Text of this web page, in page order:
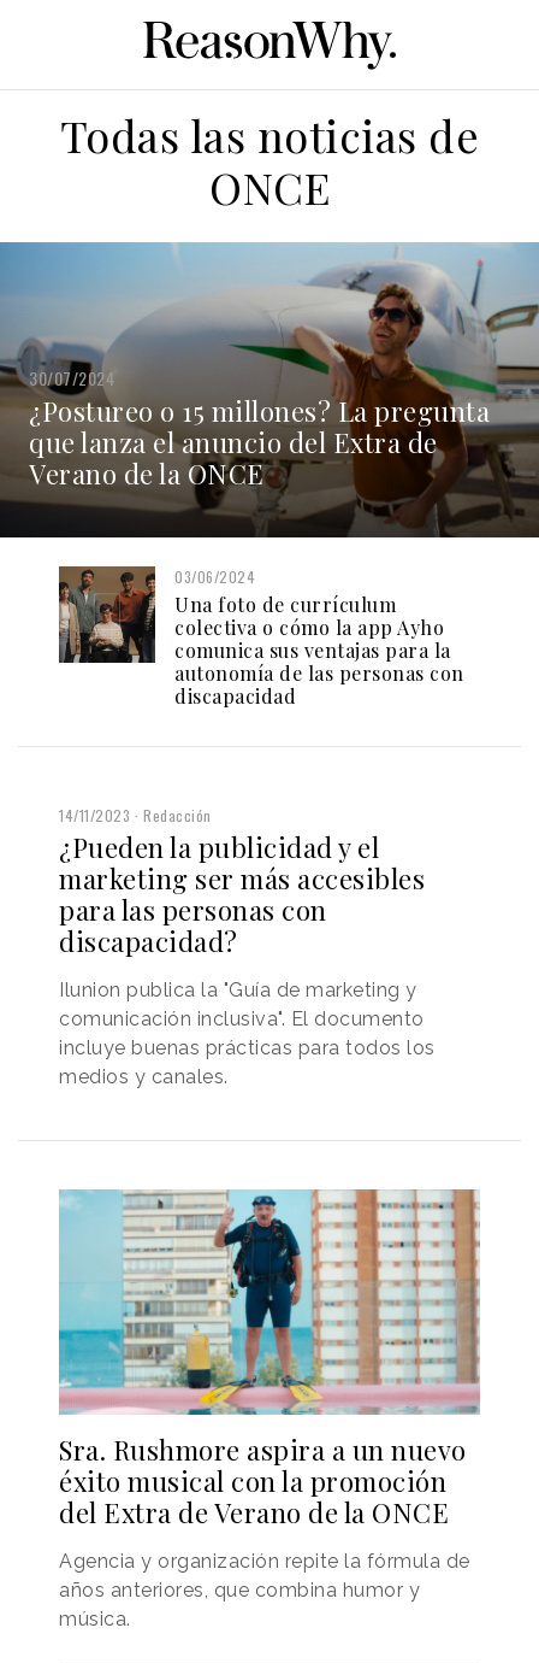
Todas las noticias de
ONCE
30/07/2024
¿Postureo o 15 millones? La pregunta
que lanza el anuncio del Extra de
Verano de la ONCE
03/06/2024
Una foto de currículum
colectiva o cómo la app Ayho
comunica sus ventajas para la
autonomía de las personas con
discapacidad
14/11/2023 Redacción
¿Pueden la publicidad y el
marketing ser más accesibles
para las personas con
discapacidad?
Ilunion publica la "Guía de marketing y
comunicación inclusiva". El documento
incluye buenas prácticas para todos los
medios y canales.
Sra. Rushmore aspira a un nuevo
éxito musical con la promoción
del Extra de Verano de la ONCE
Agencia y organización repite la fórmula de
años anteriores, que combina humor y
música.